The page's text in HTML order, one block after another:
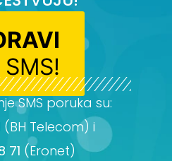
SMS poruka su:
(BH Telecom) i
71 (Eronet)